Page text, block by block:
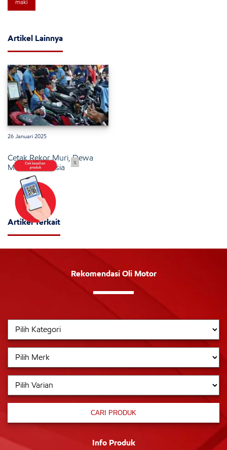
maki
Artikel Lainnya
26 Januari 2025
Cetak Rekor Muri, Dewa
Motor Indonesia
Artikel Terkait
Rekomendasi Oli Motor
CARI PRODUK
Info Produk
x